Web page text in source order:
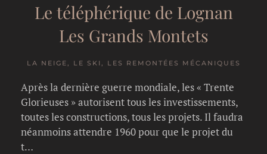
Le téléphérique de Lognan
Les Grands Montets
LA NEIGE, LE SKI, LES REMONTÉES MÉCANIQUES
Après la dernière guerre mondiale, les « Trente
Glorieuses » autorisent tous les investissements,
toutes les constructions, tous les projets. Il faudra
néanmoins attendre 1960 pour que le projet du
t…